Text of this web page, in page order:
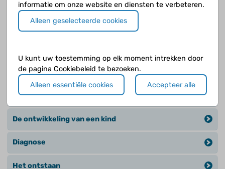
Andere categorieën
ASS en andere aandoeningen
Begeleiding en behandeling
De ontwikkeling van een kind
Diagnose
Het ontstaan
informatie om onze website en diensten te verbeteren.
Alleen geselecteerde cookies
U kunt uw toestemming op elk moment intrekken door
de pagina Cookiebeleid te bezoeken.
Alleen essentiële cookies
Accepteer alle